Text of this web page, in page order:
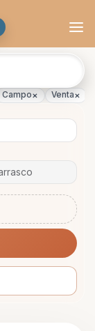
Campo× Venta×